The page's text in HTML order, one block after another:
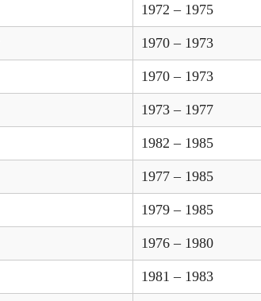
1972 – 1975
1970 – 1973
1970 – 1973
1973 – 1977
1982 – 1985
1977 – 1985
1979 – 1985
1976 – 1980
1981 – 1983